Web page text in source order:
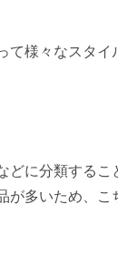
様々なスタイ
に分類するこ
が多いため、こ